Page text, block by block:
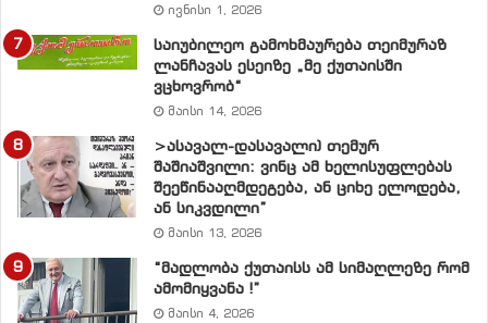
ივნისი 1, 2026
საიუბილეო გამოხმაურება თეიმურაზ
ლანჩავას ესეიზე „მე ქუთაისში
ვცხოვრობ“
მაისი 14, 2026
>ასავალ-დასავალი) თემურ
შაშიაშვილი: ვინც ამ ხელისუფლებას
შეეწინააღმდეგება, ან ციხე ელოდება,
ან სიკვდილი”
მაისი 13, 2026
“მადლობა ქუთაისს ამ სიმაღლეზე რომ
ამომიყვანა !”
მაისი 4, 2026